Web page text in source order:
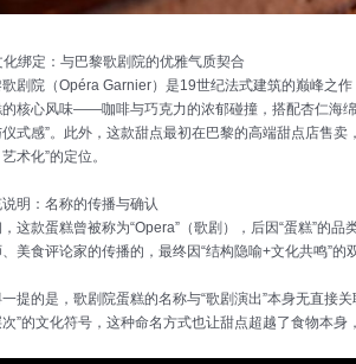
化绑定：与巴黎歌剧院的优雅气质契合
歌剧院（Opéra Garnier）是19世纪法式建筑的巅峰之
核心风味——咖啡与巧克力的浓郁碰撞，搭配杏仁海
式感”。此外，这款甜点最初在巴黎的高端甜点店售
术化”的定位。
明：名称的传播与确认
这款蛋糕曾被称为“Opera”（歌剧），后因“蛋糕”的
、美食评论家的传播的，最终因“结构隐喻+文化共鸣”
提的是，歌剧院蛋糕的名称与“歌剧演出”本身无直接
次”的文化符号，这种命名方式也让甜点超越了食物本身